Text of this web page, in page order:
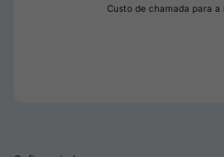
Custo de chamada para a